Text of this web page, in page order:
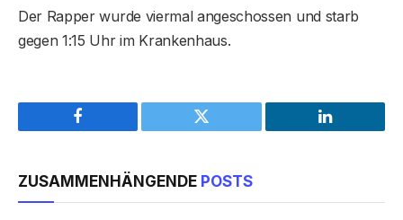
Der Rapper wurde viermal angeschossen und starb
gegen 1:15 Uhr im Krankenhaus.
Facebook Twitter LinkedIn
ZUSAMMENHÄNGENDE POSTS